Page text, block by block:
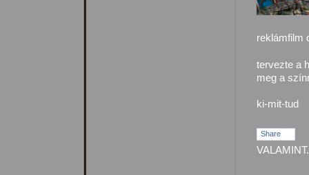
reklámfilm
tervezte a
meg a
ki-mit-tud
Share